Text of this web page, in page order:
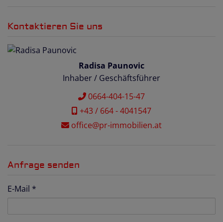
Kontaktieren Sie uns
Radisa Paunovic
Inhaber / Geschäftsführer
0664-404-15-47
+43 / 664 - 4041547
office@pr-immobilien.at
Anfrage senden
E-Mail